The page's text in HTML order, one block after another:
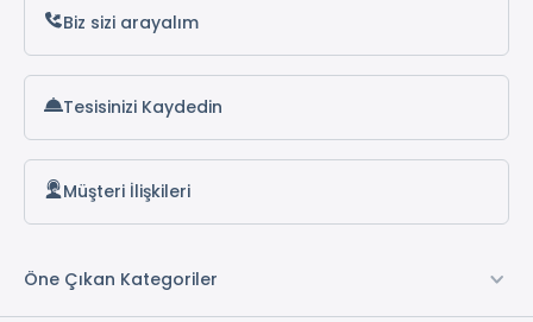
Biz sizi arayalım
Tesisinizi Kaydedin
Müşteri İlişkileri
Öne Çıkan Kategoriler